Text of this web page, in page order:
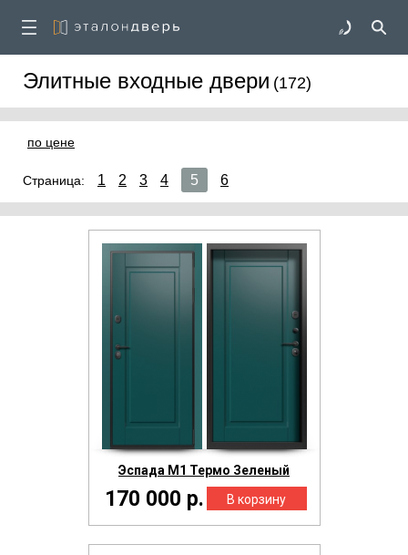
Элитные входные двери (172)
по цене
Страница: 1 2 3 4 5 6
Эспада М1 Термо Зеленый
170 000 р.